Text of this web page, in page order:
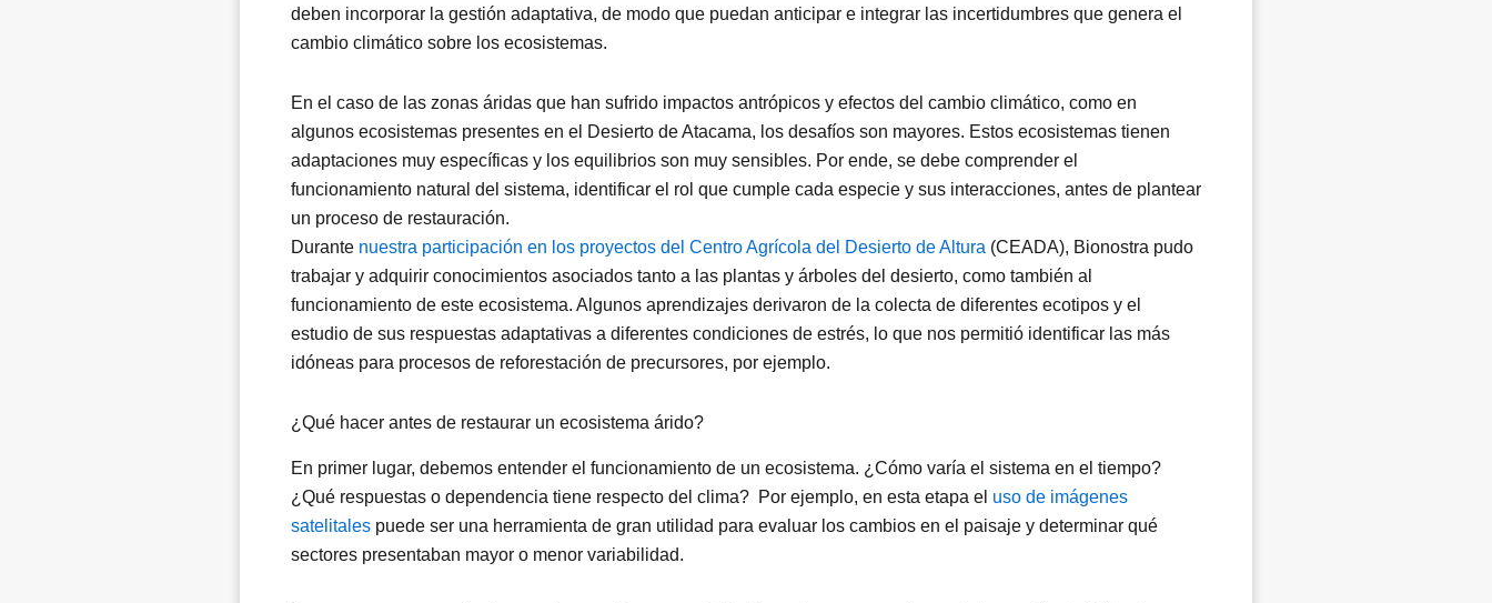
deben incorporar la gestión adaptativa, de modo que puedan anticipar e integrar las incertidumbres que genera el
cambio climático sobre los ecosistemas.
En el caso de las zonas áridas que han sufrido impactos antrópicos y efectos del cambio climático, como en
algunos ecosistemas presentes en el Desierto de Atacama, los desafíos son mayores. Estos ecosistemas tienen
adaptaciones muy específicas y los equilibrios son muy sensibles. Por ende, se debe comprender el
funcionamiento natural del sistema, identificar el rol que cumple cada especie y sus interacciones, antes de plantear
un proceso de restauración.
Durante nuestra participación en los proyectos del Centro Agrícola del Desierto de Altura (CEADA), Bionostra pudo
trabajar y adquirir conocimientos asociados tanto a las plantas y árboles del desierto, como también al
funcionamiento de este ecosistema. Algunos aprendizajes derivaron de la colecta de diferentes ecotipos y el
estudio de sus respuestas adaptativas a diferentes condiciones de estrés, lo que nos permitió identificar las más
idóneas para procesos de reforestación de precursores, por ejemplo.
¿Qué hacer antes de restaurar un ecosistema árido?
En primer lugar, debemos entender el funcionamiento de un ecosistema. ¿Cómo varía el sistema en el tiempo?
¿Qué respuestas o dependencia tiene respecto del clima? Por ejemplo, en esta etapa el uso de imágenes
satelitalespuede ser una herramienta de gran utilidad para evaluar los cambios en el paisaje y determinar qué
sectores presentaban mayor o menor variabilidad.